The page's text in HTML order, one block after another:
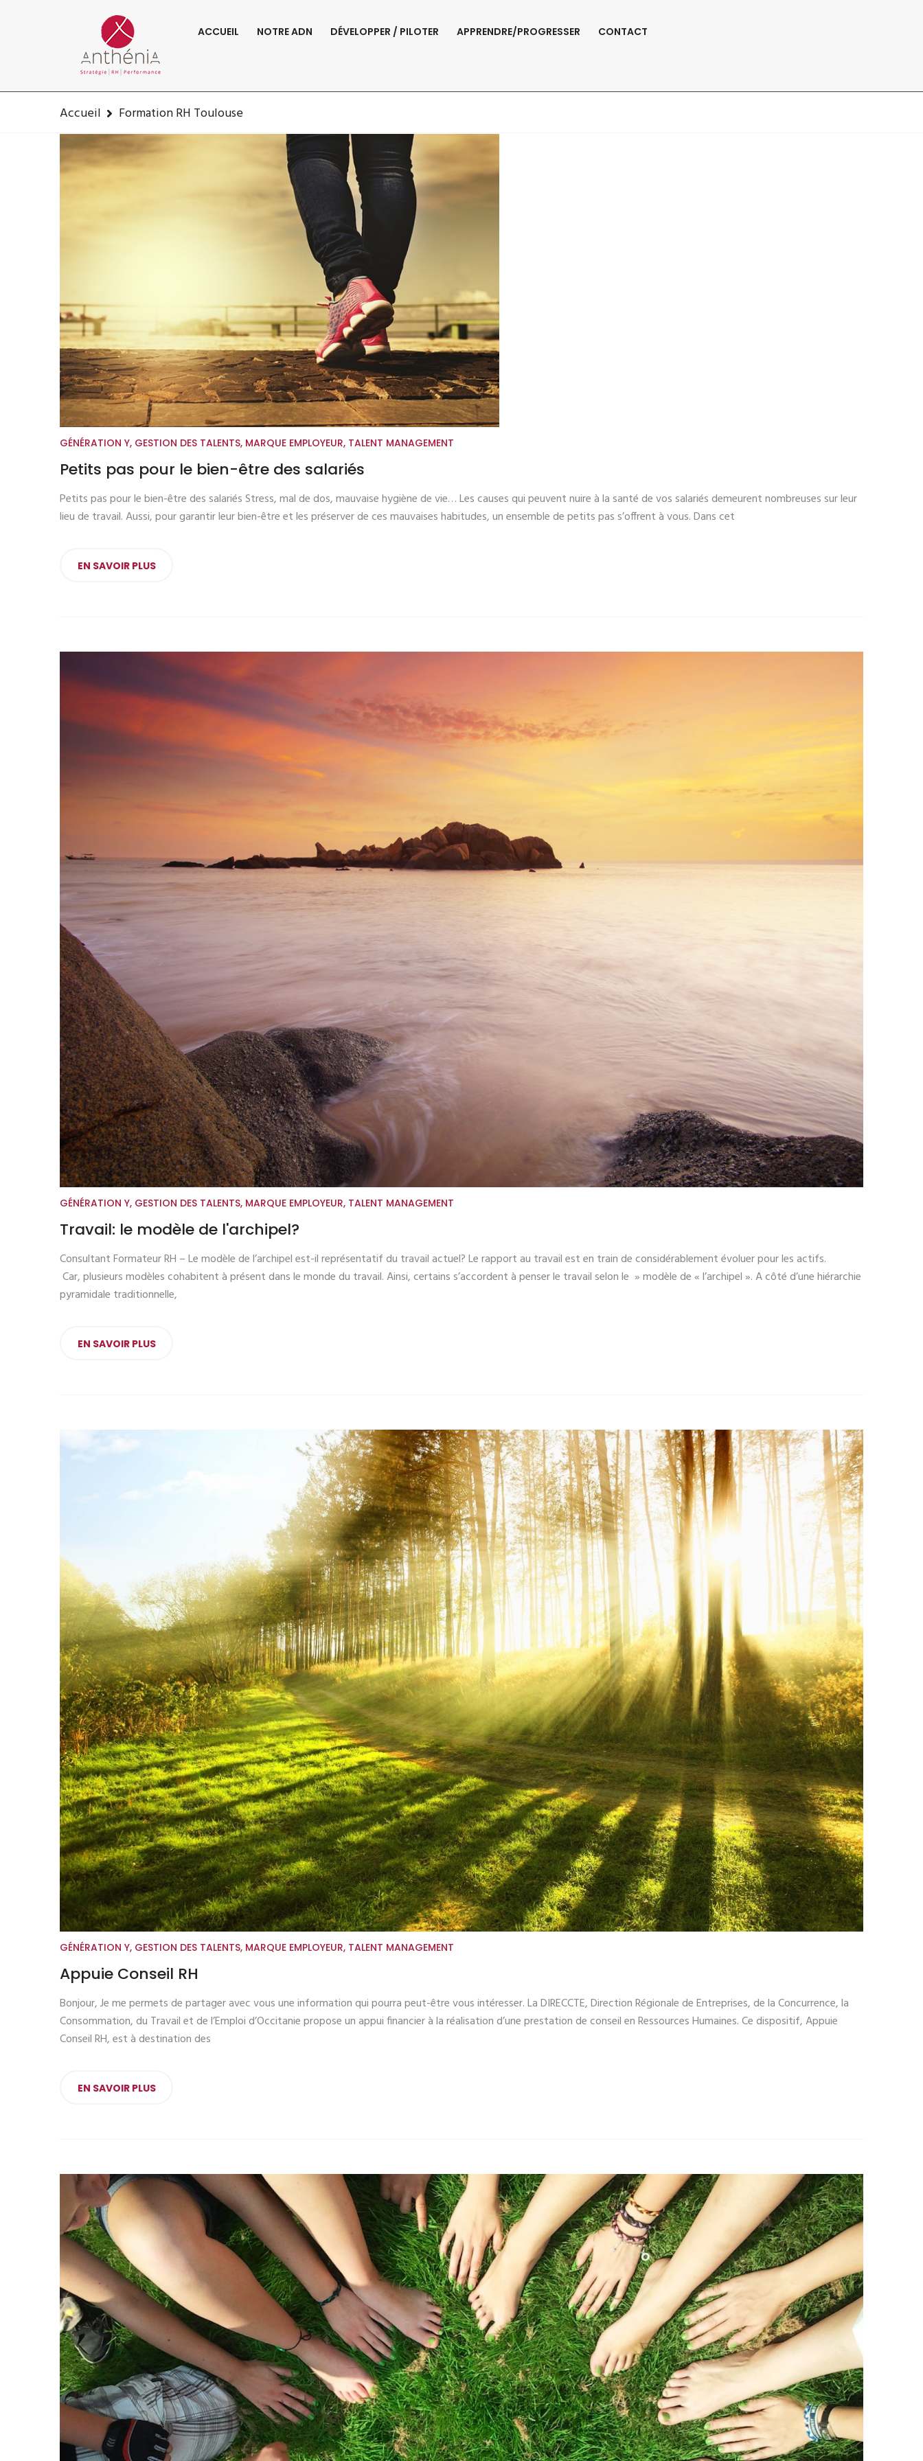
06-82-32-47-84
ACCUEIL NOTRE ADN DÉVELOPPER / PILOTER APPRENDRE/PROGRESSER CONTACT
Accueil Formation RH Toulouse
GÉNÉRATION Y, GESTION DES TALENTS, MARQUE EMPLOYEUR, TALENT MANAGEMENT
Petits pas pour le bien-être des salariés
Petits pas pour le bien-être des salariés Stress, mal de dos, mauvaise hygiène de vie… Les causes qui peuvent nuire à la santé de vos salariés demeurent nombreuses sur leur
lieu de travail. Aussi, pour garantir leur bien-être et les préserver de ces mauvaises habitudes, un ensemble de petits pas s’offrent à vous. Dans cet
EN SAVOIR PLUS
GÉNÉRATION Y, GESTION DES TALENTS, MARQUE EMPLOYEUR, TALENT MANAGEMENT
Travail: le modèle de l'archipel?
Consultant Formateur RH – Le modèle de l’archipel est-il représentatif du travail actuel? Le rapport au travail est en train de considérablement évoluer pour les actifs.
Car, plusieurs modèles cohabitent à présent dans le monde du travail. Ainsi, certains s’accordent à penser le travail selon le » modèle de « l’archipel ». A côté d’une hiérarchie
pyramidale traditionnelle,
EN SAVOIR PLUS
GÉNÉRATION Y, GESTION DES TALENTS, MARQUE EMPLOYEUR, TALENT MANAGEMENT
Appuie Conseil RH
Bonjour, Je me permets de partager avec vous une information qui pourra peut-être vous intéresser. La DIRECCTE, Direction Régionale de Entreprises, de la Concurrence, la
Consommation, du Travail et de l’Emploi d’Occitanie propose un appui financier à la réalisation d’une prestation de conseil en Ressources Humaines. Ce dispositif, Appuie
Conseil RH, est à destination des
EN SAVOIR PLUS